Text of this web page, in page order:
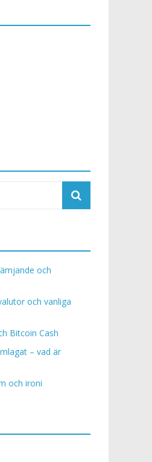
och
och vanliga
Bitcoin Cash
– vad är
och ironi